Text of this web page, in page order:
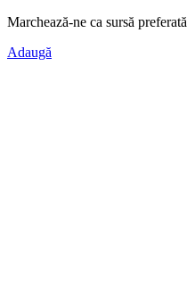
Marchează-ne ca sursă preferată
Adaugă